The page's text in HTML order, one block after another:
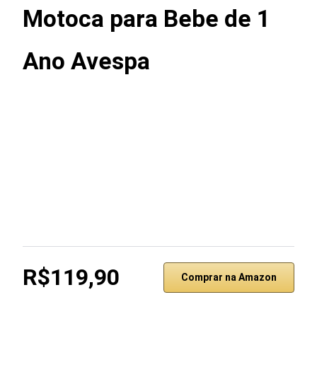
Motoca para Bebe de 1
Ano Avespa
R$119,90 Comprar na Amazon